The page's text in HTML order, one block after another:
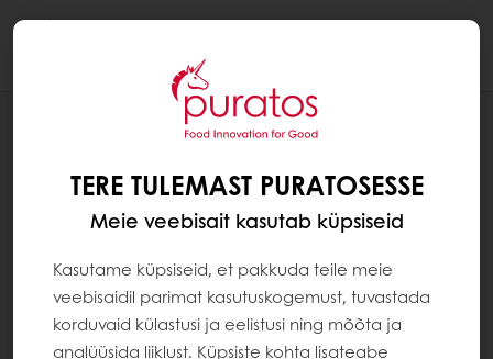
LISANDIGA CACAO-TRACE
SERTIFIKAADIGA
TERE TULEMAST PURATOSESSE
Meie veebisait kasutab küpsiseid
Kasutame küpsiseid, et pakkuda teile meie
veebisaidil parimat kasutuskogemust, tuvastada
korduvaid külastusi ja eelistusi ning mõõta ja
analüüsida liiklust. Küpsiste kohta lisateabe